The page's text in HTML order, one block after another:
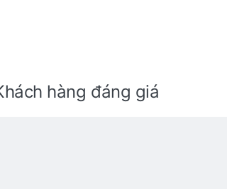
hàng đáng giá
4 trên 5 sao.
3 trên 5 sao.
5 sao.
5 sao. Xấu